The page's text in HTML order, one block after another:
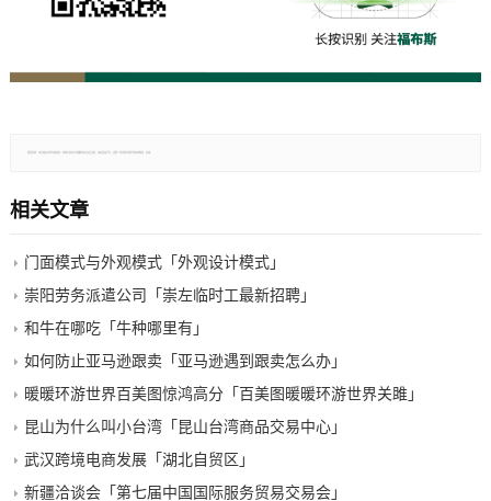
郑重声明：本文版权归原作者所有，转载文章仅为传播更多信息之目的，如有侵权行为，请第一时间联系我们修改或删除，多谢。
相关文章
门面模式与外观模式「外观设计模式」
崇阳劳务派遣公司「崇左临时工最新招聘」
和牛在哪吃「牛种哪里有」
如何防止亚马逊跟卖「亚马逊遇到跟卖怎么办」
暖暖环游世界百美图惊鸿高分「百美图暖暖环游世界关雎」
昆山为什么叫小台湾「昆山台湾商品交易中心」
武汉跨境电商发展「湖北自贸区」
新疆洽谈会「第七届中国国际服务贸易交易会」